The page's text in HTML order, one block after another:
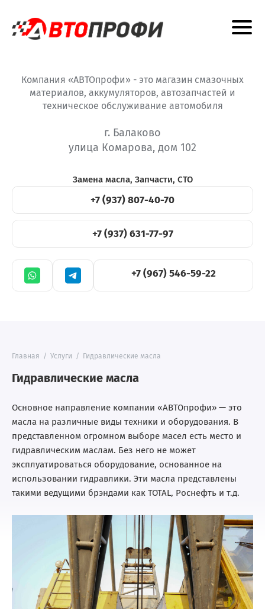
Компания «АВТОпрофи» - это магазин смазочных
материалов, аккумуляторов, автозапчастей и
техническое обслуживание автомобиля
г. Балаково
улица Комарова, дом 102
Замена масла, Запчасти, СТО
+7 (937) 807-40-70
+7 (937) 631-77-97
+7 (967) 546-59-22
Главная / Услуги / Гидравлические масла
Гидравлические масла
Основное направление компании «АВТОпрофи» — это
масла на различные виды техники и оборудования. В
представленном огромном выборе масел есть место и
гидравлическим маслам. Без него не может
эксплуатироваться оборудование, основанное на
использовании гидравлики. Эти масла представлены
такими ведущими брэндами как TOTAL, Роснефть и т.д.